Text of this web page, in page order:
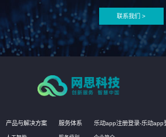
联系我们 >
产品与解决方案 服务体系 乐动app注册登录-乐动app